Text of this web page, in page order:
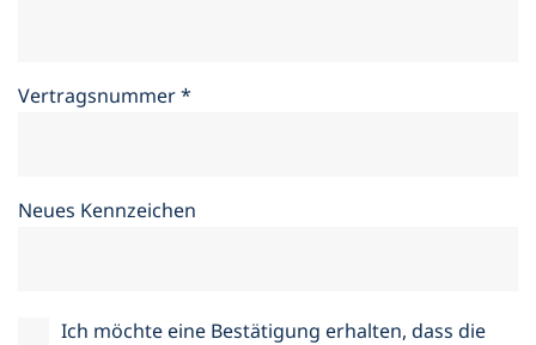
Vertragsnummer*
Neues Kennzeichen
Ich möchte eine Bestätigung erhalten, dass die